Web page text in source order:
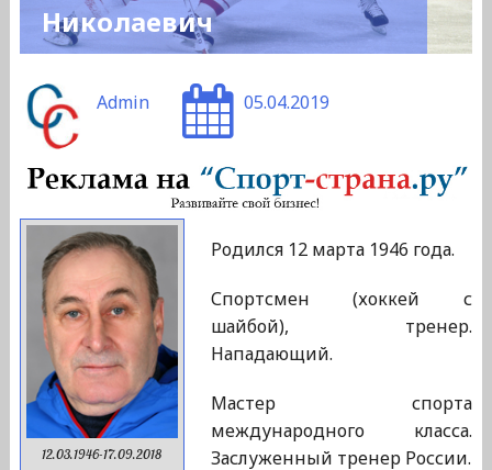
Николаевич
Admin 05.04.2019
12.03.1946-17.09.2018
Родился 12 марта 1946 года.
Спортсмен (хоккей с
шайбой), тренер.
Нападающий.
Мастер спорта
международного класса.
Заслуженный тренер России.